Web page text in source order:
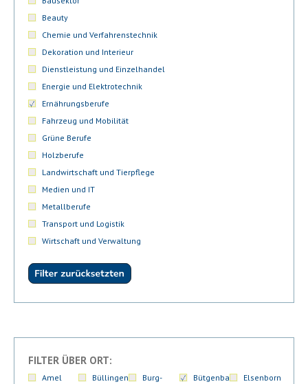
Beauty
Chemie und Verfahrenstechnik
Dekoration und Interieur
Dienstleistung und Einzelhandel
Energie und Elektrotechnik
Ernährungsberufe
Fahrzeug und Mobilität
Grüne Berufe
Holzberufe
Landwirtschaft und Tierpflege
Medien und IT
Metallberufe
Transport und Logistik
Wirtschaft und Verwaltung
FILTER ÜBER ORT:
Amel Büllingen
Burg-
Bütgenbach
Elsenborn